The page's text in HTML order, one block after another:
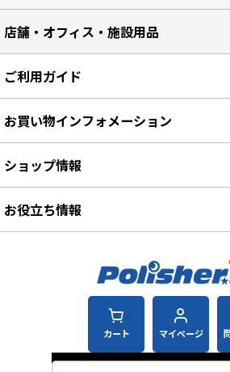
店舗・オフィス・施設用品
カート マイページ
ご利用ガイド
お買い物インフォメーション
ショップ情報
お役立ち情報